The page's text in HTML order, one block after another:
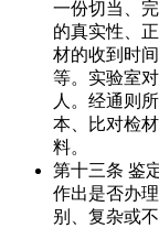
一份切当、
的真实性、
材的收到时
等。实验室
人。经通则
本、比对检
料。
第十三条 鉴
作出是否办
别、复杂或